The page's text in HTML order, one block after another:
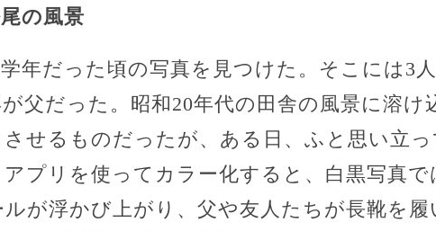
の風景
年だった頃の写真を見つけた。そこには3
父だった。昭和20年代の田舎の風景に溶け
せるものだったが、ある日、ふと思い立
プリを使ってカラー化すると、白黒写真
が浮かび上がり、父や友人たちが長靴を履